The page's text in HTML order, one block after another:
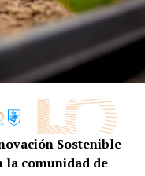
de 22 años
también se le
bulevar Mariano
de la
30 dosis de
Sostenible
la comunidad de